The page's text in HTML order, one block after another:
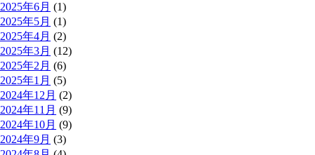
2025年6月 (1)
2025年5月 (1)
2025年4月 (2)
2025年3月 (12)
2025年2月 (6)
2025年1月 (5)
2024年12月 (2)
2024年11月 (9)
2024年10月 (9)
2024年9月 (3)